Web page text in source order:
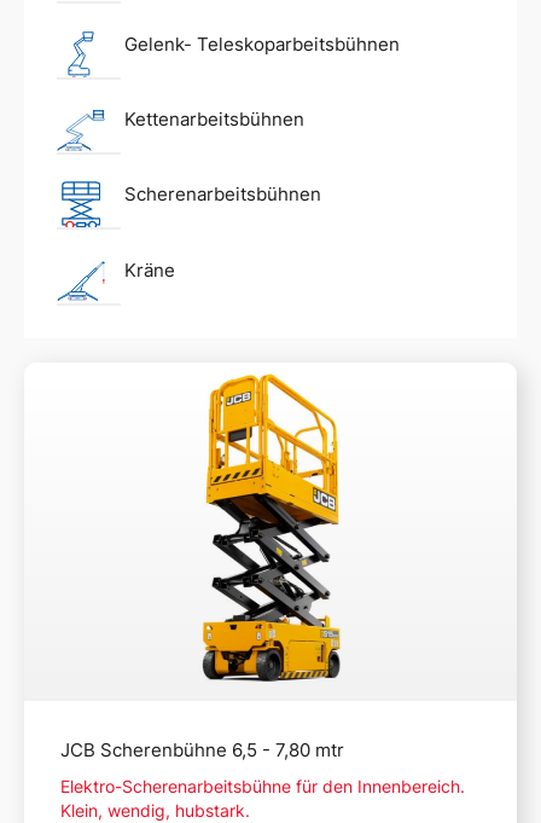
Gelenk- Teleskoparbeitsbühnen
Kettenarbeitsbühnen
Scherenarbeitsbühnen
Kräne
JCB Scherenbühne 6,5 - 7,80 mtr
Elektro-Scherenarbeitsbühne für den Innenbereich.
Klein, wendig, hubstark.